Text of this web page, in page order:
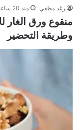
رغد مطفي منذ 20 ساعة
منقوع ورق الغار
وطريقة التحضير